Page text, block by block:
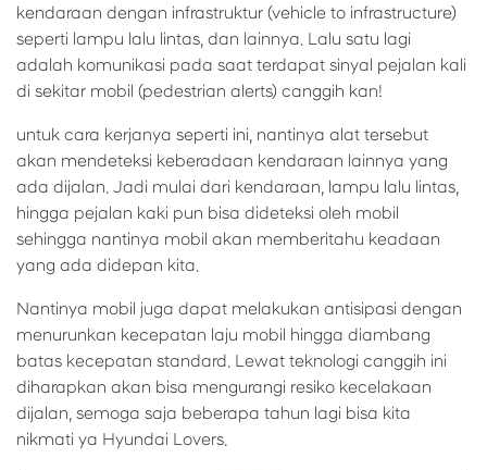
kendaraan dengan infrastruktur (vehicle to infrastructure)
seperti lampu lalu lintas, dan lainnya. Lalu satu lagi
adalah komunikasi pada saat terdapat sinyal pejalan kali
di sekitar mobil (pedestrian alerts) canggih kan!
untuk cara kerjanya seperti ini, nantinya alat tersebut
akan mendeteksi keberadaan kendaraan lainnya yang
ada dijalan. Jadi mulai dari kendaraan, lampu lalu lintas,
hingga pejalan kaki pun bisa dideteksi oleh mobil
sehingga nantinya mobil akan memberitahu keadaan
yang ada didepan kita.
Nantinya mobil juga dapat melakukan antisipasi dengan
menurunkan kecepatan laju mobil hingga diambang
batas kecepatan standard. Lewat teknologi canggih ini
diharapkan akan bisa mengurangi resiko kecelakaan
dijalan, semoga saja beberapa tahun lagi bisa kita
nikmati ya Hyundai Lovers.